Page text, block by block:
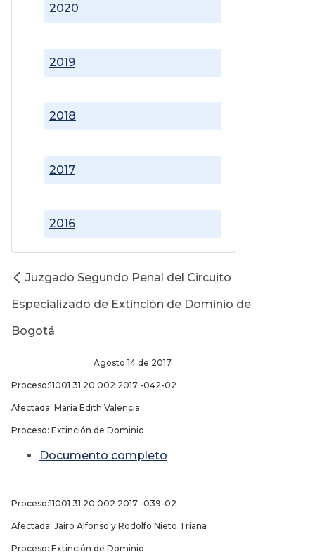
2016
2017
2018
2019
2020
Juzgado Segundo Penal del Circuito
Especializado de Extinción de Dominio de
Bogotá
Agosto 14 de 2017
Proceso:11001 31 20 002 2017 -042-02
Afectada: María Edith Valencia
Proceso: Extinción de Dominio
Documento completo
Proceso:11001 31 20 002 2017 -039-02
Afectada: Jairo Alfonso y Rodolfo Nieto Triana
Proceso: Extinción de Dominio